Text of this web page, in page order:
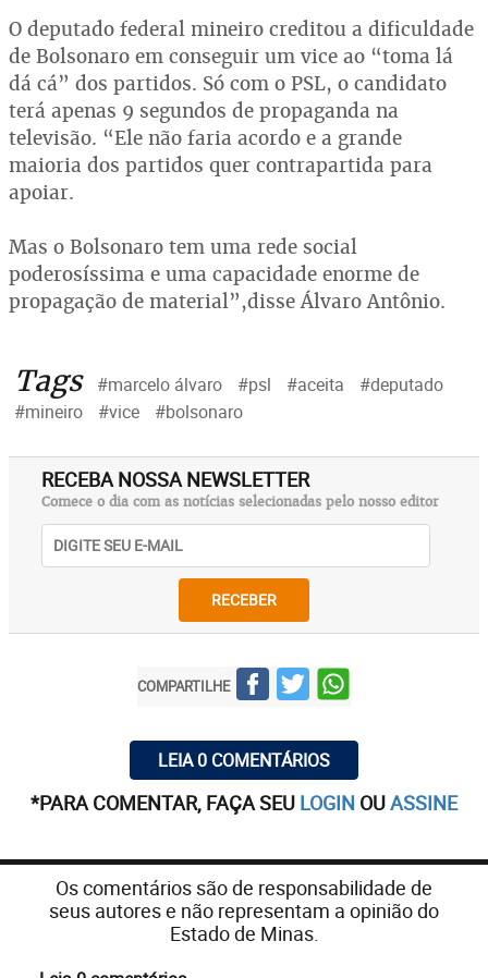
O deputado federal mineiro creditou a dificuldade
de Bolsonaro em conseguir um vice ao “toma lá
dá cá” dos partidos. Só com o PSL, o candidato
terá apenas 9 segundos de propaganda na
televisão. “Ele não faria acordo e a grande
maioria dos partidos quer contrapartida para
apoiar.
Mas o Bolsonaro tem uma rede social
poderosíssima e uma capacidade enorme de
propagação de material”,disse Álvaro Antônio.
Tags #marcelo álvaro #psl #aceita
#deputado
#mineiro
#vice #bolsonaro
RECEBA NOSSA NEWSLETTER
Comece o dia com as notícias selecionadas pelo nosso editor
RECEBER
COMPARTILHE
LEIA 0 COMENTÁRIOS
*PARA COMENTAR, FAÇA SEU LOGIN OUASSINE
Os comentários são de responsabilidade de
seus autores e não representam a opinião do
Estado de Minas.